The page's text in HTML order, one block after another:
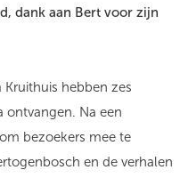
dank aan Bert voor zijn
hebben zes
ontvangen. Na een
bezoekers mee te
en de verhalen